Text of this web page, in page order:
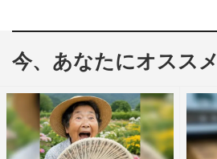
今、あなたにオススメ